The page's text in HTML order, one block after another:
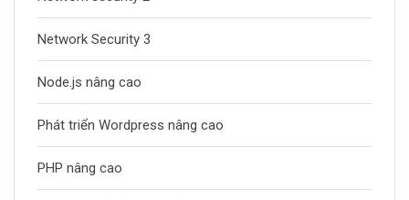
Network Security 3
Node.js nâng cao
Phát triển Wordpress nâng cao
PHP nâng cao